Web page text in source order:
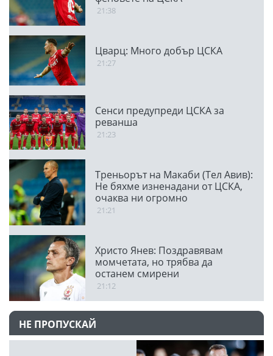
21:38
Цварц: Много добър ЦСКА
21:27
Сенси предупреди ЦСКА за
реванша
21:23
Треньорът на Макаби (Тел Авив):
Не бяхме изненадани от ЦСКА,
очаква ни огромно
предизвикателство
21:21
Христо Янев: Поздравявам
момчетата, но трябва да
останем смирени
21:12
НЕ ПРОПУСКАЙ